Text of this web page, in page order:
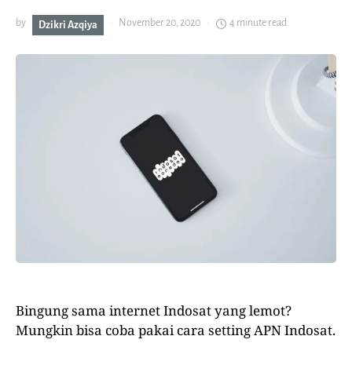
by Dzikri Azqiya November 20, 2020 4 minute read
Bingung sama internet Indosat yang lemot?
Mungkin bisa coba pakai cara setting APN Indosat.